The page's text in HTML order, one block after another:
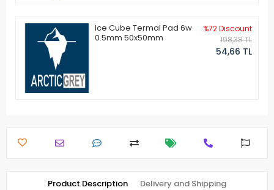
Ice Cube Termal Pad 6w
0.5mm 50x50mm
%72 Discount
198,38 TL
54,66 TL
Product Description Delivery and Shipping